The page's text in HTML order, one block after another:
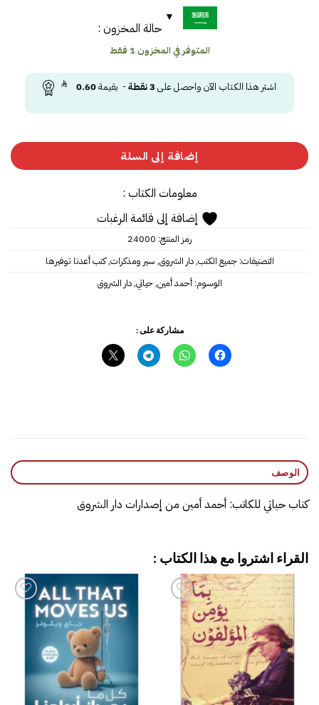
حالة المخزون :
المتوفر في المخزون 1 فقط
اشتر هذا الكتاب الآن واحصل على 3نقطة- بقيمة0.60
إضافة إلى السلة
معلومات الكتاب :
إضافة إلى قائمة الرغبات
رمز المنتج: 24000
التصنيفات:جميع الكتب,دار الشروق, سير ومذكرات,كتب أعدنا توفيرها
الوسوم:أحمد أمين,حياتي,دار الشروق
مشاركة على :
الوصف
كتاب حياتي للكاتب: أحمد أمين من إصدارات دار الشروق
القراء اشتروا مع هذا الكتاب :
إضافة
إلى
الرغبات